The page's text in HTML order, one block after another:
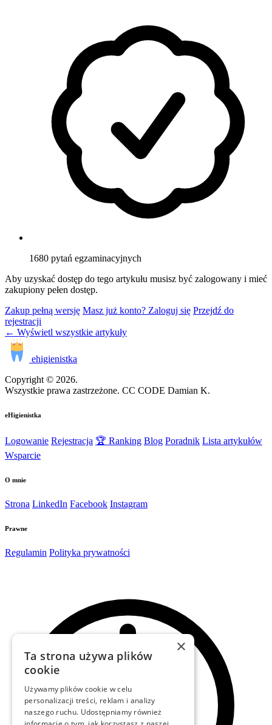
1680 pytań egzaminacyjnych
Aby uzyskać dostęp do tego artykułu musisz być zalogowany i mieć
zakupiony pełen dostęp.
Zakup pełną wersję Masz już konto? Zaloguj się Przejdź do
rejestracji
← Wyświetl wszystkie artykuły
ehigienistka
Copyright © 2026.
Wszystkie prawa zastrzeżone. CC CODE Damian K.
eHigienistka
Logowanie Rejestracja 🏆 Ranking Blog Poradnik Lista artykułów
Wsparcie
O mnie
Strona LinkedIn Facebook Instagram
Prawne
Regulamin Polityka prywatności
×
Ta strona używa plików
cookie
Używamy plików cookie w celu
personalizacji treści, reklam i analizy
naszego ruchu. Udostępniamy również